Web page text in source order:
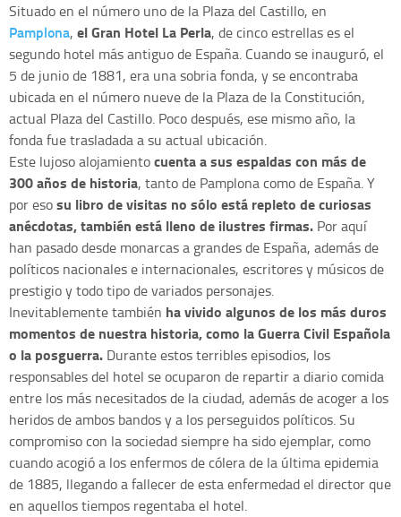
Situado en el número uno de la Plaza del Castillo, en
Pamplona, el Gran Hotel La Perla, de cinco estrellas es el
segundo hotel más antiguo de España. Cuando se inauguró, el
5 de junio de 1881, era una sobria fonda, y se encontraba
ubicada en el número nueve de la Plaza de la Constitución,
actual Plaza del Castillo. Poco después, ese mismo año, la
fonda fue trasladada a su actual ubicación.
Este lujoso alojamientocuenta a sus espaldas con más de
300 años de historia, tanto de Pamplona como de España. Y
por esosu libro de visitas no sólo está repleto de curiosas
anécdotas, también está lleno de ilustres firmas. Por aquí
han pasado desde monarcas a grandes de España, además de
políticos nacionales e internacionales, escritores y músicos de
prestigio y todo tipo de variados personajes.
Inevitablemente también ha vivido algunos de los más duros
momentos de nuestra historia, como la Guerra Civil Española
o la posguerra. Durante estos terribles episodios, los
responsables del hotel se ocuparon de repartir a diario comida
entre los más necesitados de la ciudad, además de acoger a los
heridos de ambos bandos y a los perseguidos políticos. Su
compromiso con la sociedad siempre ha sido ejemplar, como
cuando acogió a los enfermos de cólera de la última epidemia
de 1885, llegando a fallecer de esta enfermedad el director que
en aquellos tiempos regentaba el hotel.